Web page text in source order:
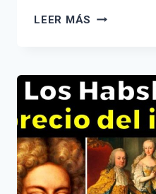
LEER MÁS BODA
Y
MARÍA
DE
LAS
MERCEDES:
LA
HISTORIA